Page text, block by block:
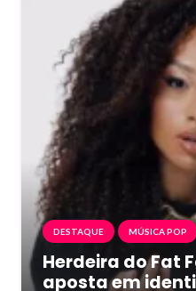
DESTAQUE MÚSICA POP
Herdeira do Fat
aposta em